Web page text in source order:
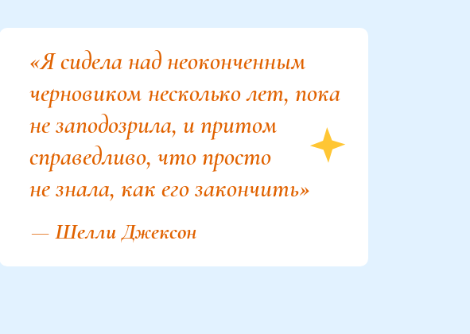
«Я сидела над неоконченным
черновиком несколько лет, пока
не заподозрила, и притом
справедливо, что просто
не знала, как его закончить»
— Шелли Джексон